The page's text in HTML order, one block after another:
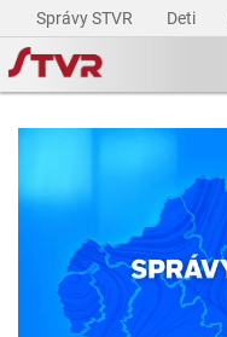
Správy STVR Deti